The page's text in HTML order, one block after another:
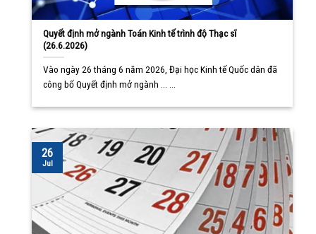
Quyết định mở ngành Toán Kinh tế trình độ Thạc sĩ
(26.6.2026)
Vào ngày 26 tháng 6 năm 2026, Đại học Kinh tế Quốc dân đã
công bố Quyết định mở ngành ... ...
26
Jul